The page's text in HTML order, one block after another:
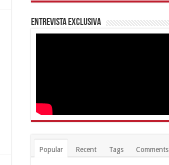
Entrevista Exclusiva
Popular Recent Tags Comments